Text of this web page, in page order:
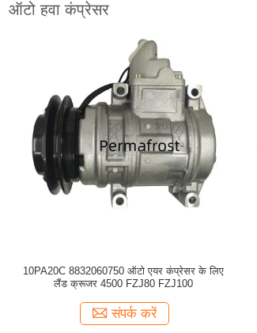
ऑटो हवा कंप्रेसर
10PA20C 8832060750 ऑटो एयर कंप्रेसर के लिए
लैंड क्रूजर 4500 FZJ80 FZJ100
संपर्क करें